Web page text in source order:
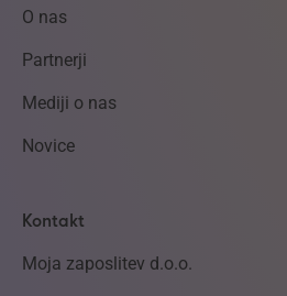
O nas
Partnerji
Mediji o nas
Novice
Kontakt
Moja zaposlitev d.o.o.